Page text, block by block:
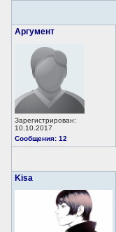
Аргумент
Зарегистрирован:
10.10.2017
Сообщения: 12
Kisa